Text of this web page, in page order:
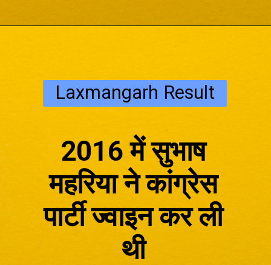
Laxmangarh Result
2016 में सुभाष
महरिया ने कांग्रेस
पार्टी ज्वाइन कर ली
थी